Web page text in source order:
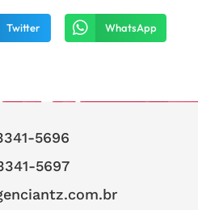
Twitter WhatsApp
5696
5697